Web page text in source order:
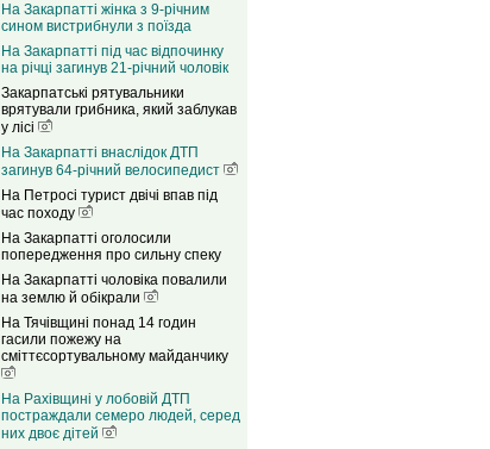
На Закарпатті жінка з 9-річним
сином вистрибнули з поїзда
На Закарпатті під час відпочинку
на річці загинув 21-річний чоловік
Закарпатські рятувальники
врятували грибника, який заблукав
у лісі
На Закарпатті внаслідок ДТП
загинув 64-річний велосипедист
На Петросі турист двічі впав під
час походу
На Закарпатті оголосили
попередження про сильну спеку
На Закарпатті чоловіка повалили
на землю й обікрали
На Тячівщині понад 14 годин
гасили пожежу на
сміттєсортувальному майданчику
На Рахівщині у лобовій ДТП
постраждали семеро людей, серед
них двоє дітей